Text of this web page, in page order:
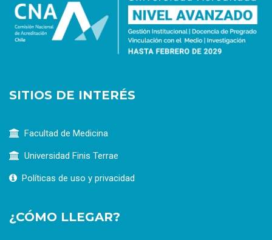
SITIOS DE INTERÉS
Facultad de Medicina
Universidad Finis Terrae
Políticas de uso y privacidad
¿CÓMO LLEGAR?